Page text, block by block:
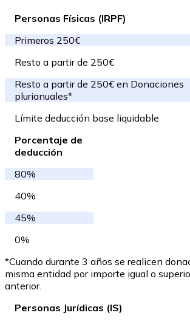
Personas Físicas (IRPF)
Primeros 250€
Resto a partir de 250€
Resto a partir de 250€ en Donaciones
plurianuales*
Límite deducción base liquidable
Porcentaje de
deducción
80%
40%
45%
0%
*Cuando durante 3 años se realicen
misma entidad por importe igual o
anterior.
Personas Jurídicas (IS)